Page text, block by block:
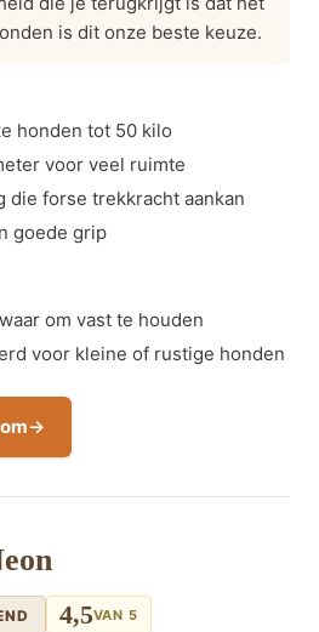
is dit onze beste keuze.
honden tot 50 kilo
voor veel ruimte
die forse trekkracht aankan
goede grip
om vast te houden
voor kleine of rustige honden
4,5VAN 5